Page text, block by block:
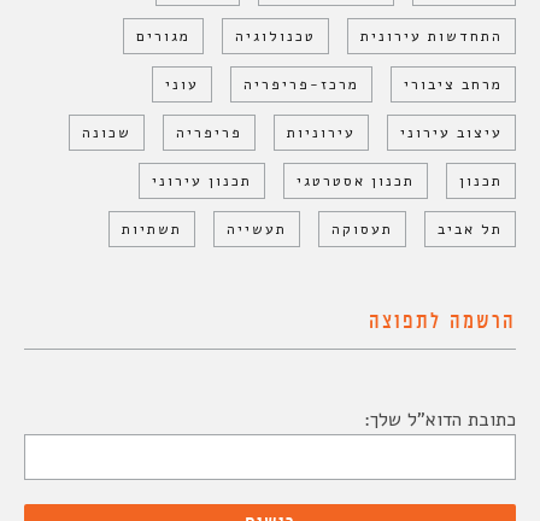
התחדשות עירונית טכנולוגיה מגורים
מרחב ציבורי מרכז-פריפריה עוני
עיצוב עירוני עירוניות פריפריה שכונה
תכנון תכנון אסטרטגי תכנון עירוני
תל אביב תעסוקה תעשייה תשתיות
הרשמה לתפוצה
כתובת הדוא"ל שלך: